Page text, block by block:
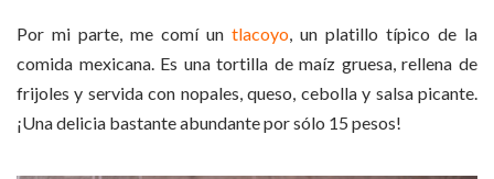
Por mi parte, me comí un tlacoyo, un platillo típico de la
comida mexicana. Es una tortilla de maíz gruesa, rellena de
frijoles y servida con nopales, queso, cebolla y salsa picante.
¡Una delicia bastante abundante por sólo 15 pesos!